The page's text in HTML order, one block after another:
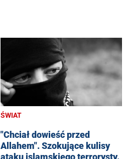
ŚWIAT
"Chciał dowieść przed
Allahem". Szokujące kulisy
ataku islamskiego terrorysty.